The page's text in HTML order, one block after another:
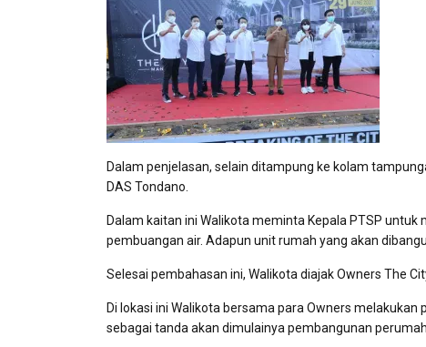
Dalam penjelasan, selain ditampung ke kolam
DAS Tondano.
Dalam kaitan ini Walikota meminta Kepala PTSP
pembuangan air. Adapun unit rumah yang akan
Selesai pembahasan ini, Walikota diajak Owners The
Di lokasi ini Walikota bersama para Owners
sebagai tanda akan dimulainya pembangunan